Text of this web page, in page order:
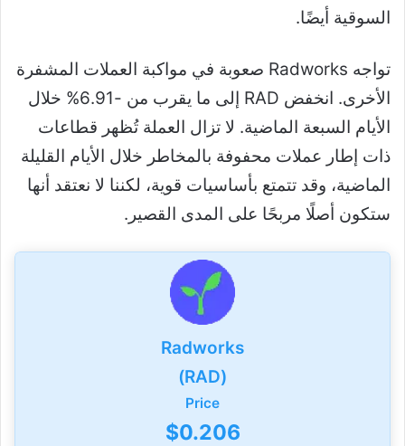
السوقية أيضًا.
تواجه Radworks صعوبة في مواكبة العملات المشفرة
الأخرى. انخفض RAD إلى ما يقرب من -6.91% خلال
الأيام السبعة الماضية. لا تزال العملة تُظهر قطاعات
ذات إطار عملات محفوفة بالمخاطر خلال الأيام القليلة
الماضية، وقد تتمتع بأساسيات قوية، لكننا لا نعتقد أنها
ستكون أصلًا مربحًا على المدى القصير.
Radworks
(RAD)
Price
$0.206